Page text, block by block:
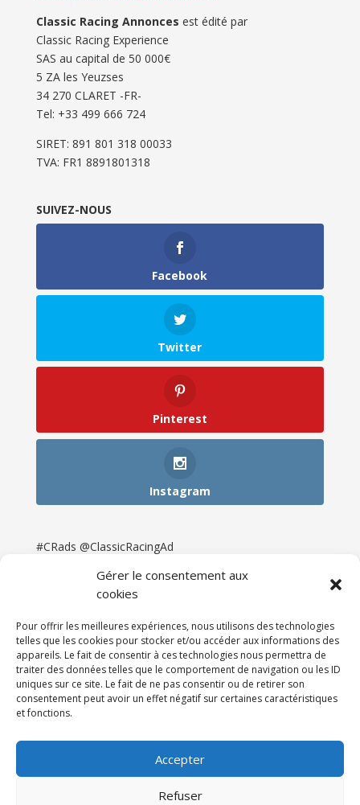
Gérer le consentement aux
cookies
Pour offrir les meilleures expériences, nous utilisons des technologies
telles que les cookies pour stocker et/ou accéder aux informations des
appareils. Le fait de consentir à ces technologies nous permettra de
traiter des données telles que le comportement de navigation ou les ID
uniques sur ce site. Le fait de ne pas consentir ou de retirer son
consentement peut avoir un effet négatif sur certaines caractéristiques
et fonctions.
Accepter
Refuser
Classic Racing Annonces est édité par
Classic Racing Experience
SAS au capital de 50 000€
5 ZA les Yeuzses
34 270 CLARET -FR-
Tel: ‭+33 499 666 724‬
SIRET: 891 801 318 00033
TVA: FR1 8891801318
SUIVEZ-NOUS
Facebook
Twitter
Pinterest
Instagram
#CRads @ClassicRacingAd
Newsletter & Presse
Partenaires
Tarifs
Espace Client